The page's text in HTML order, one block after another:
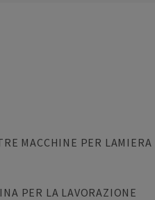
MACCHINE PER LAMIERA
PER LA LAVORAZIONE